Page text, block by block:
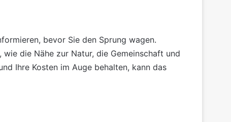
bevor Sie den Sprung wagen.
die Nähe zur Natur, die Gemeinschaft und
Ihre Kosten im Auge behalten, kann das